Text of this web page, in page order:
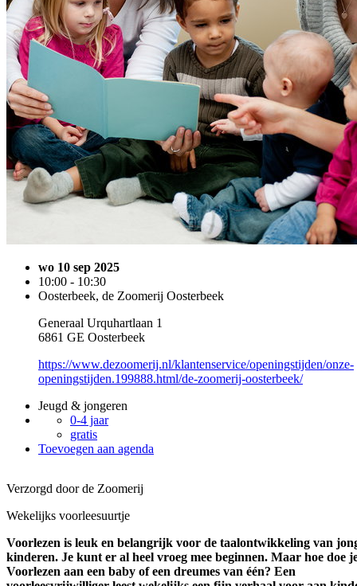
wo 10 sep 2025
10:00 - 10:30
Oosterbeek, de Zoomerij Oosterbeek
Generaal Urquhartlaan 1
6861 GE Oosterbeek
https://www.dezoomerij.nl/klantenservice/openingstijden/onze-
openingstijden.199888.html/de-zoomerij-oosterbeek/
Jeugd & jongeren
0-4 jaar
gratis
Toevoegen aan agenda
Verzorgd door de Zoomerij
Wekelijks voorleesuurtje
Voorlezen is leuk en belangrijk voor de taalontwikkeling van
kinderen. Je kunt er al heel vroeg mee beginnen. Maar hoe doe
Voorlezen aan een baby of een dreumes van één? Een